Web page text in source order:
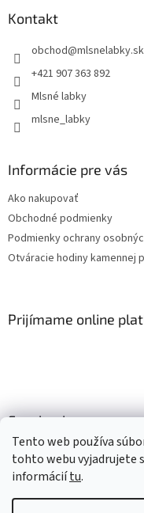
Tento web používa
tohto webu vyjadrujete
informáciítu.
Kontakt
obchod@mlsnelabky.sk
+421 907 363 892
Mlsné labky
mlsne_labky
Informácie pre vás
Ako nakupovať
Obchodné podmienky
Podmienky ochrany
Otváracie hodiny kamennej
Prijímame online
Facebook